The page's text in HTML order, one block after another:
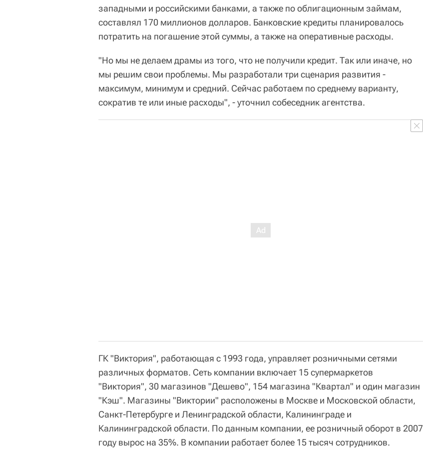
западными и российскими банками, а также по облигационным займам,
составлял 170 миллионов долларов. Банковские кредиты планировалось
потратить на погашение этой суммы, а также на оперативные расходы.
"Но мы не делаем драмы из того, что не получили кредит. Так или иначе, но
мы решим свои проблемы. Мы разработали три сценария развития -
максимум, минимум и средний. Сейчас работаем по среднему варианту,
сократив те или иные расходы", - уточнил собеседник агентства.
ГК "Виктория", работающая с 1993 года, управляет розничными сетями
различных форматов. Сеть компании включает 15 супермаркетов
"Виктория", 30 магазинов "Дешево", 154 магазина "Квартал" и один магазин
"Кэш". Магазины "Виктории" расположены в Москве и Московской области,
Санкт-Петербурге и Ленинградской области, Калининграде и
Калининградской области. По данным компании, ее розничный оборот в 2007
году вырос на 35%. В компании работает более 15 тысяч сотрудников.